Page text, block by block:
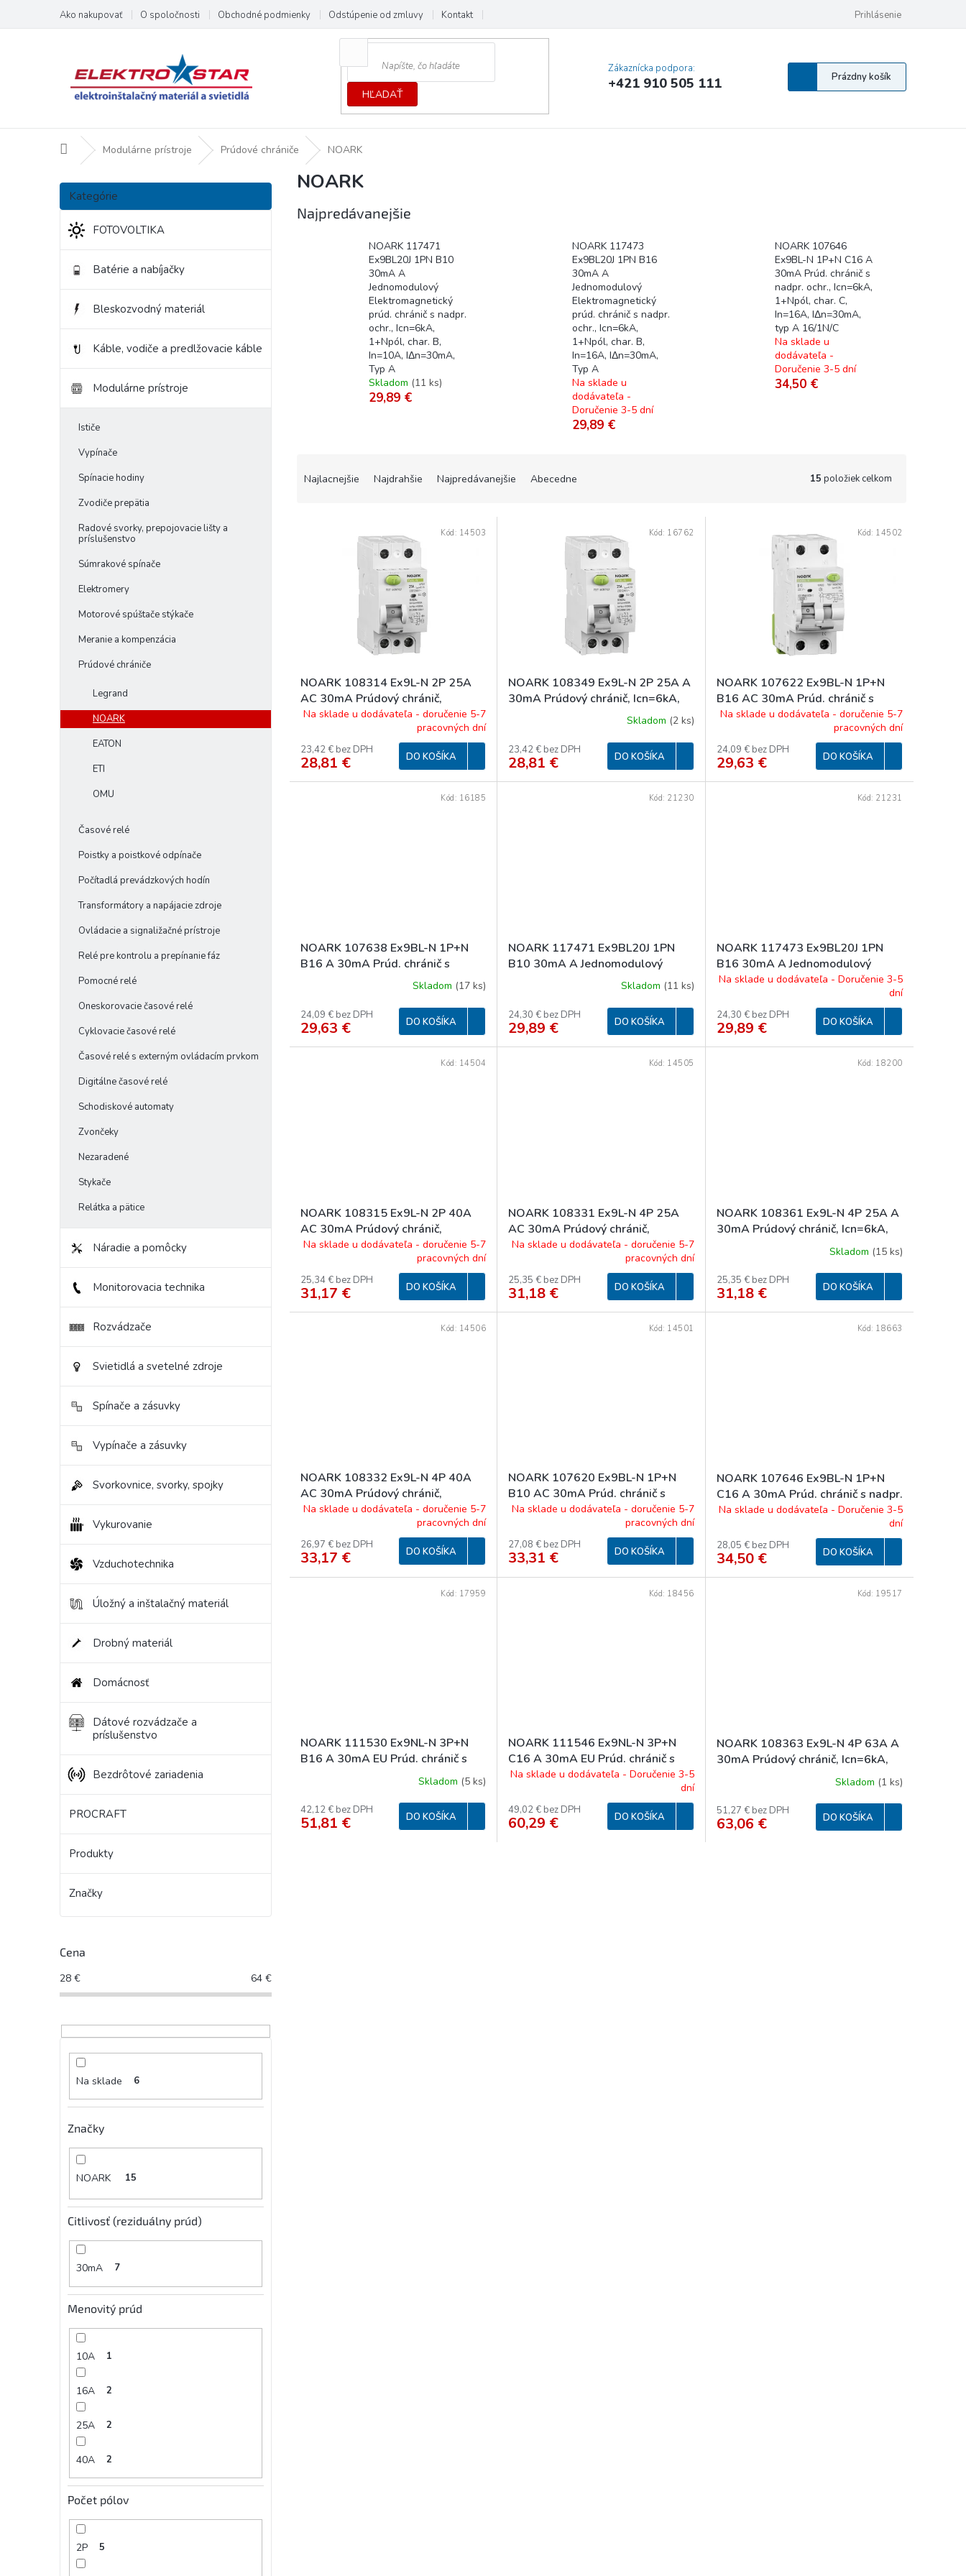
obsah
Ako nakupovať O spoločnosti Obchodné podmienky Odstúpenie od zmluvy Kontakt Vyhlásenie o prístupnosti
Prihlásenie
HĽADAŤ
Zákaznícka podpora:
+421 910 505 111
Nákupný
košík
Prázdny košík
DomovModulárne prístroje Prúdové chrániče NOARK
B
č
n
Preskočiť
kategórie
Kategórie
FOTOVOLTIKA
Batérie a nabíjačky
Bleskozvodný materiál
Káble, vodiče a predlžovacie káble
Modulárne prístroje
Ističe
Vypínače
Spínacie hodiny
Zvodiče prepätia
Radové svorky, prepojovacie lišty a
príslušenstvo
Súmrakové spínače
Elektromery
Motorové spúštače stýkače
Meranie a kompenzácia
Prúdové chrániče
Legrand
NOARK
EATON
ETI
OMU
Časové relé
Poistky a poistkové odpínače
Počítadlá prevádzkových hodín
Transformátory a napájacie zdroje
Ovládacie a signaližačné prístroje
Relé pre kontrolu a prepínanie fáz
Pomocné relé
Oneskorovacie časové relé
Cyklovacie časové relé
Časové relé s externým ovládacím prvkom
Digitálne časové relé
Schodiskové automaty
Zvončeky
Nezaradené
Stykače
Relátka a pätice
Náradie a pomôcky
Monitorovacia technika
Rozvádzače
Svietidlá a svetelné zdroje
Spínače a zásuvky
Vypínače a zásuvky
Svorkovnice, svorky, spojky
Vykurovanie
Vzduchotechnika
Úložný a inštalačný materiál
Drobný materiál
Domácnosť
Dátové rozvádzače a
príslušenstvo
Bezdrôtové zariadenia
PROCRAFT
Produkty
Značky
Cena
28 € 64 €
Na sklade 6
Značky
NOARK 15
Citlivosť (reziduálny prúd)
30mA 7
Menovitý prúd
10A 1
16A 2
25A 2
40A 2
Počet pólov
2P 5
NOARK
Najpredávanejšie
NOARK 117471
Ex9BL20J 1PN B10
30mA A
Jednomodulový
Elektromagnetický
prúd. chránič s nadpr.
ochr., Icn=6kA,
1+Npól, char. B,
In=10A, IΔn=30mA,
Typ A
Skladom (11 ks)
29,89 €
NOARK 117473
Ex9BL20J 1PN B16
30mA A
Jednomodulový
Elektromagnetický
prúd. chránič s nadpr.
ochr., Icn=6kA,
1+Npól, char. B,
In=16A, IΔn=30mA,
Typ A
Na sklade u
dodávateľa -
Doručenie 3-5 dní
29,89 €
NOARK 107646
Ex9BL-N 1P+N C16 A
30mA Prúd. chránič s
nadpr. ochr., Icn=6kA,
1+Npól, char. C,
In=16A, IΔn=30mA,
typ A 16/1N/C
Na sklade u
dodávateľa -
Doručenie 3-5 dní
34,50 €
o
v
Najlacnejšie Najdrahšie Najpredávanejšie Abecedne 15 položiek celkom
k
t
o
NOARK 108314 Ex9L-N 2P 25A
AC 30mA Prúdový chránič,
Icn=6kA, 2-pól, In=25A,
Na sklade u dodávateľa - doručenie 5-7
pracovných dní
23,42 € bez DPH
28,81 € DO KOŠÍKA
Kód: 14503
NOARK 108349 Ex9L-N 2P 25A A
30mA Prúdový chránič, Icn=6kA,
2-pól, In=25A, IΔn=30mA, typ A
Skladom (2 ks)
23,42 € bez DPH
28,81 € DO KOŠÍKA
Kód: 16762
NOARK 107622 Ex9BL-N 1P+N
B16 AC 30mA Prúd. chránič s
nadpr. ochr., Icn=6kA, 1+Npól,
char. B, In=16A, IΔn=30mA, typ
AC 16/1N/B
Na sklade u dodávateľa - doručenie 5-7
pracovných dní
24,09 € bez DPH
29,63 € DO KOŠÍKA
Kód: 14502
NOARK 107638 Ex9BL-N 1P+N
B16 A 30mA Prúd. chránič s
nadpr. ochr., Icn=6kA, typ A
Skladom (17 ks)
24,09 € bez DPH
29,63 € DO KOŠÍKA
Kód: 16185
NOARK 117471 Ex9BL20J 1PN
B10 30mA A Jednomodulový
Elektromagnetický prúd. chránič s
nadpr. ochr., Icn=6kA, 1+Npól,
char. B, In=10A, IΔn=30mA, Typ A
Skladom (11 ks)
24,30 € bez DPH
29,89 € DO KOŠÍKA
Kód: 21230
NOARK 117473 Ex9BL20J 1PN
B16 30mA A Jednomodulový
Elektromagnetický prúd. chránič s
char. B, In=16A, IΔn=30mA, Typ A
Na sklade u dodávateľa - Doručenie 3-5
dní
24,30 € bez DPH
29,89 € DO KOŠÍKA
Kód: 21231
NOARK 108315 Ex9L-N 2P 40A
AC 30mA Prúdový chránič,
Icn=6kA, 2-pól, In=40A,
IΔn=30mA, typ AC 40/2/0,03
Na sklade u dodávateľa - doručenie 5-7
pracovných dní
25,34 € bez DPH
31,17 € DO KOŠÍKA
Kód: 14504
NOARK 108331 Ex9L-N 4P 25A
AC 30mA Prúdový chránič,
Icn=6kA, 4-pól, In=25A,
Na sklade u dodávateľa - doručenie 5-7
pracovných dní
25,35 € bez DPH
31,18 € DO KOŠÍKA
Kód: 14505
NOARK 108361 Ex9L-N 4P 25A A
30mA Prúdový chránič, Icn=6kA,
4-pól, In=25A, IΔn=30mA, typ A
Skladom (15 ks)
25,35 € bez DPH
31,18 € DO KOŠÍKA
Kód: 18200
NOARK 108332 Ex9L-N 4P 40A
AC 30mA Prúdový chránič,
Icn=6kA, 4-pól, In=40A,
IΔn=30mA, typ AC 40/4/0,03
Na sklade u dodávateľa - doručenie 5-7
pracovných dní
26,97 € bez DPH
33,17 € DO KOŠÍKA
Kód: 14506
NOARK 107620 Ex9BL-N 1P+N
B10 AC 30mA Prúd. chránič s
nadpr. ochr., Icn=6kA, 1+Npól,
char. B, In=10A, IΔn=30mA, typ
AC 10/1N/B
Na sklade u dodávateľa - doručenie 5-7
pracovných dní
27,08 € bez DPH
33,31 € DO KOŠÍKA
Kód: 14501
NOARK 107646 Ex9BL-N 1P+N
C16 A 30mA Prúd. chránič s nadpr.
ochr., Icn=6kA, 1+Npól, char. C,
In=16A, IΔn=30mA, typ A 16/1N/C
Na sklade u dodávateľa - Doručenie 3-5
dní
28,05 € bez DPH
34,50 € DO KOŠÍKA
Kód: 18663
NOARK 111530 Ex9NL-N 3P+N
B16 A 30mA EU Prúd. chránič s
nadpr. ochr., Icn=6kA, 3+Npól,
char. B, In=16A, IΔn=30mA, typ A
16/4N
Skladom (5 ks)
42,12 € bez DPH
51,81 € DO KOŠÍKA
Kód: 17959
NOARK 111546 Ex9NL-N 3P+N
C16 A 30mA EU Prúd. chránič s
nadpr. ochr., Icn=6kA, 3+Npól,
char. C, In=16A, IΔn=30mA, typ A
Na sklade u dodávateľa - Doručenie 3-5
dní
49,02 € bez DPH
60,29 € DO KOŠÍKA
Kód: 18456
NOARK 108363 Ex9L-N 4P 63A A
30mA Prúdový chránič, Icn=6kA,
4-pól, In=63A, IΔn=30mA, typ A
Skladom (1 ks)
51,27 € bez DPH
63,06 € DO KOŠÍKA
Kód: 19517